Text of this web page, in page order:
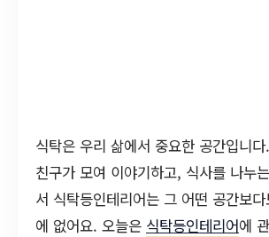
식탁은 우리 삶에서 중요한 공간입니
친구가 모여 이야기하고, 식사를 나누
서 식탁등인테리어는 그 어떤 공간보
에 없어요. 오늘은 식탁등인테리어에